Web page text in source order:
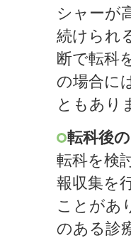
シャーが
続けられ
断で転科
の場合に
ともあり
転科後
転科を検
報収集を
ことがあ
のある診